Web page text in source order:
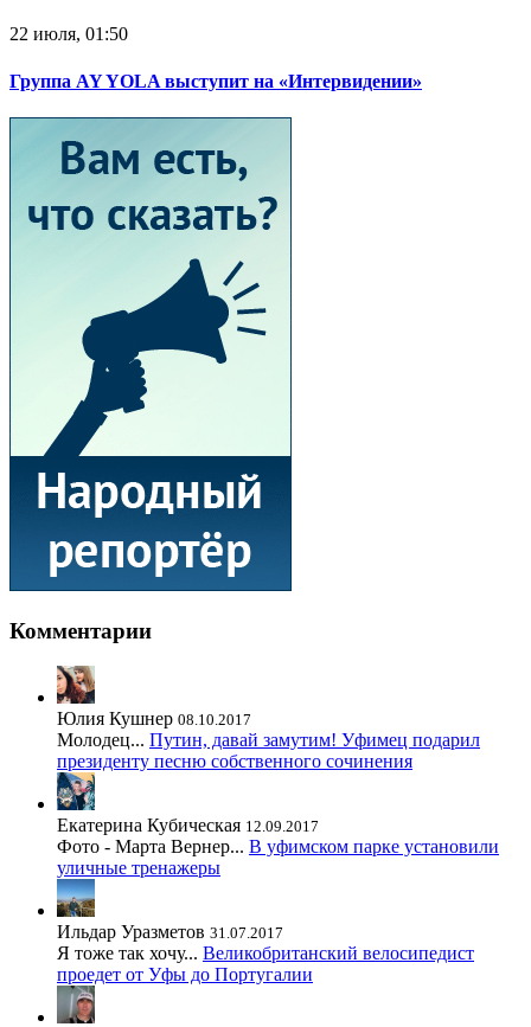
22 июля, 01:50
Группа AY YOLA выступит на «Интервидении»
Комментарии
Юлия Кушнер 08.10.2017
Молодец... Путин, давай замутим! Уфимец подарил
президенту песню собственного сочинения
Екатерина Кубическая 12.09.2017
Фото - Марта Вернер... В уфимском парке установили
уличные тренажеры
Ильдар Уразметов 31.07.2017
Я тоже так хочу... Великобританский велосипедист
проедет от Уфы до Португалии